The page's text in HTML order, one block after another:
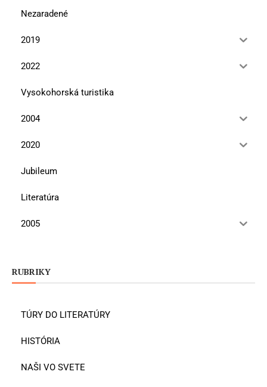
Nezaradené
2019
2022
Vysokohorská turistika
2004
2020
Jubileum
Literatúra
2005
RUBRIKY
TÚRY DO LITERATÚRY
HISTÓRIA
NAŠI VO SVETE